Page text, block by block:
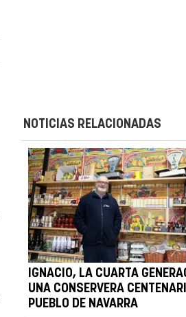
NOTICIAS RELACIONADAS
IGNACIO, LA CUARTA
UNA CONSERVERA
PUEBLO DE NAVARRA